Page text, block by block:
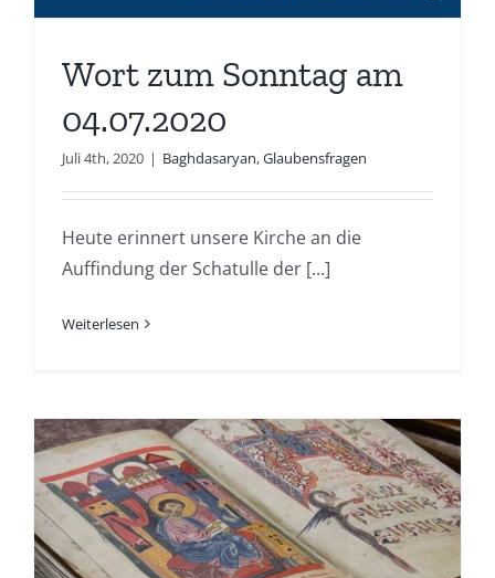
Wort zum Sonntag am
04.07.2020
Juli 4th, 2020 | Baghdasaryan,Glaubensfragen
Heute erinnert unsere Kirche an die
Auffindung der Schatulle der [...]
Weiterlesen